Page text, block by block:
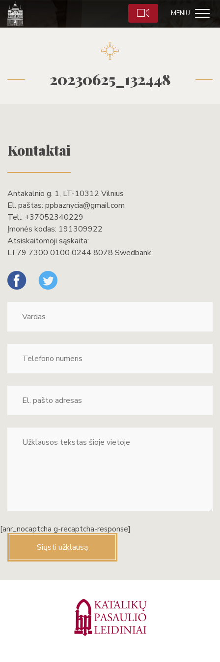
MENIU
20230625_132448
Kontaktai
Antakalnio g. 1, LT-10312 Vilnius
El. paštas: ppbaznycia@gmail.com
Tel.: +37052340229
Įmonės kodas: 191309922
Atsiskaitomoji sąskaita:
LT79 7300 0100 0244 8078 Swedbank
[anr_nocaptcha g-recaptcha-response]